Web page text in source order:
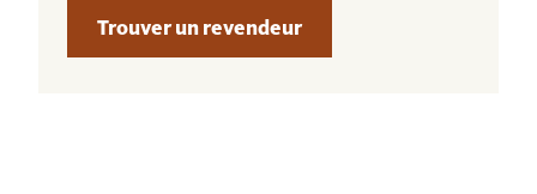
Trouver un revendeur